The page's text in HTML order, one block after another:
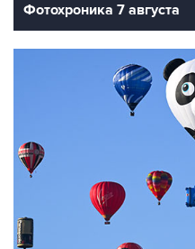
Фотохроника 7 августа